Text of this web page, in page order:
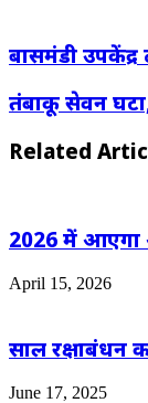
बासमंडी
तंबाकू सेवन
Related
2026 में आएगा
April 15, 2026
साल रक्षाबंधन
June 17, 2025